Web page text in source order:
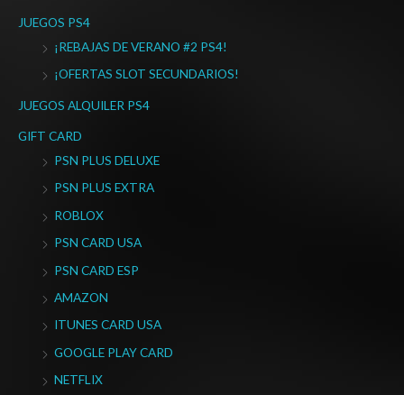
JUEGOS PS4
¡REBAJAS DE VERANO #2 PS4!
¡OFERTAS SLOT SECUNDARIOS!
JUEGOS ALQUILER PS4
GIFT CARD
PSN PLUS DELUXE
PSN PLUS EXTRA
ROBLOX
PSN CARD USA
PSN CARD ESP
AMAZON
ITUNES CARD USA
GOOGLE PLAY CARD
NETFLIX